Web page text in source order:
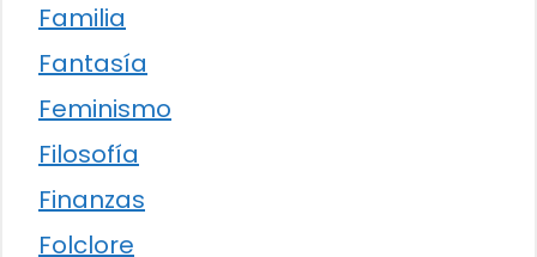
Familia
Fantasía
Feminismo
Filosofía
Finanzas
Folclore